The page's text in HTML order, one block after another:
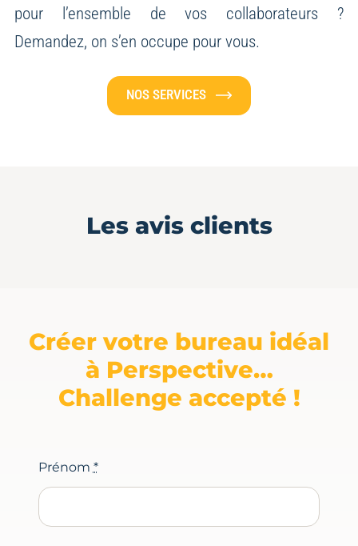
pour l’ensemble de vos collaborateurs ?
Demandez, on s’en occupe pour vous.
NOS SERVICES
Les avis clients
Créer votre bureau idéal
à Perspective…
Challenge accepté !
Prénom *